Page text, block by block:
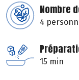
Nombre
4
15 min